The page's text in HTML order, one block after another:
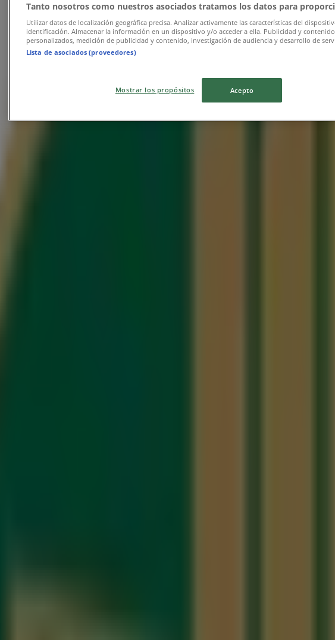
y 3 Col. Centro, Santiago de Querétaro
Santiago de Querétaro
Santiago de Querétaro
Tanto nosotros como nuestros asociados tratamos los datos para
Utilizar datos de localización geográfica precisa. Analizar activamente las características del
identificación. Almacenar la información en un dispositivo y/o acceder a ella. Publicidad y contenido
personalizados, medición de publicidad y contenido, investigación de audiencia y desarrollo de
Lista de asociados (proveedores)
Mostrar los propósitos Acepto